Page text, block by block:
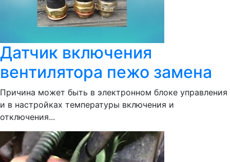
Датчик включения
вентилятора пежо замена
Причина может быть в электронном блоке управления
и в настройках температуры включения и
отключения...